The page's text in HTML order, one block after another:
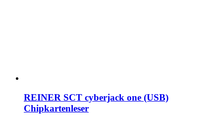
REINER SCT cyberjack one (USB)
Chipkartenleser